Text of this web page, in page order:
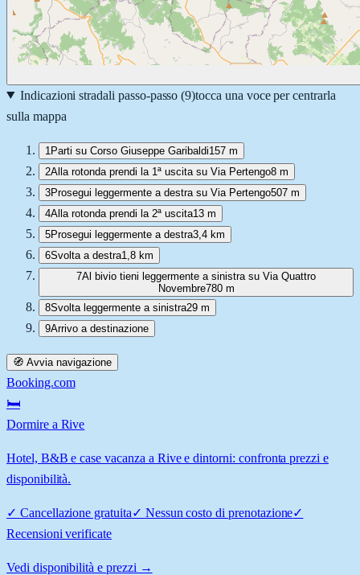
Indicazioni stradali passo-passo (9)tocca una voce per centrarla
sulla mappa
1 Parti su Corso Giuseppe Garibaldi157 m
2Alla rotonda prendi la 1ª uscita su Via Pertengo8 m
3Prosegui leggermente a destra su Via Pertengo507 m
4Alla rotonda prendi la 2ª uscita13 m
5Prosegui leggermente a destra3,4 km
6Svolta a destra1,8 km
7Al bivio tieni leggermente a sinistra su Via Quattro
Novembre780 m
8Svolta leggermente a sinistra29 m
9Arrivo a destinazione
🧭 Avvia navigazione
Booking.com
🛏️
Dormire a Rive
Hotel, B&B e case vacanza a Rive e dintorni: confronta prezzi e
disponibilità.
✓ Cancellazione gratuita✓ Nessun costo di prenotazione✓
Recensioni verificate
Vedi disponibilità e prezzi →